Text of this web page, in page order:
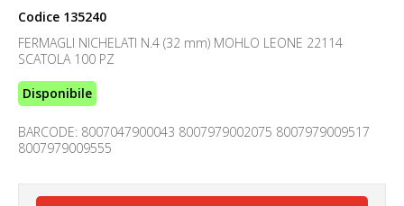
Codice 135240
FERMAGLI NICHELATI N.4 (32 mm) MOHLO LEONE 22114
SCATOLA 100 PZ
Disponibile
BARCODE: 8007047900043 8007979002075 8007979009517
8007979009555